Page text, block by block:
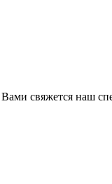
свяжется наш